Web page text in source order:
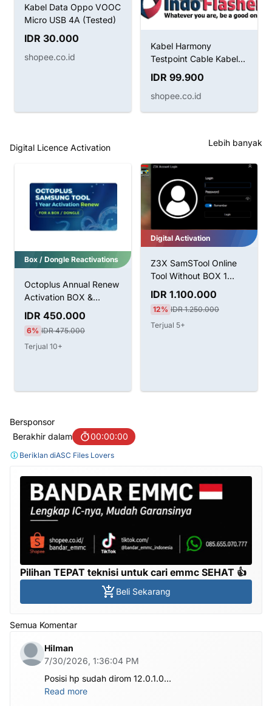
Kabel Data Oppo VOOC
Micro USB 4A (Tested)
IDR 30.000
shopee.co.id
Kabel Harmony
Testpoint Cable Kabel
Boot Huawei
IDR 99.900
shopee.co.id
Digital Licence Activation Lebih banyak
Box / Dongle Reactivations
Octoplus Annual Renew
Activation BOX &
Dongle
IDR 450.000
6% IDR 475.000
Terjual 10+
Digital Activation
Z3X SamSTool Online
Tool Without BOX 1
Tahun Aktivasi
IDR 1.100.000
12% IDR 1.250.000
Terjual 5+
Bersponsor
Berakhir dalam
00:00:00
Beriklan diASC Files Lovers
Pilihan TEPAT teknisi untuk cari emmc SEHAT 👍
Beli Sekarang
Semua Komentar
Hilman
7/30/2026, 1:36:04 PM
Posisi hp sudah dirom 12.0.1.0
.habis ubl apa perlu flash Rom lagi om.tolong om
Read more